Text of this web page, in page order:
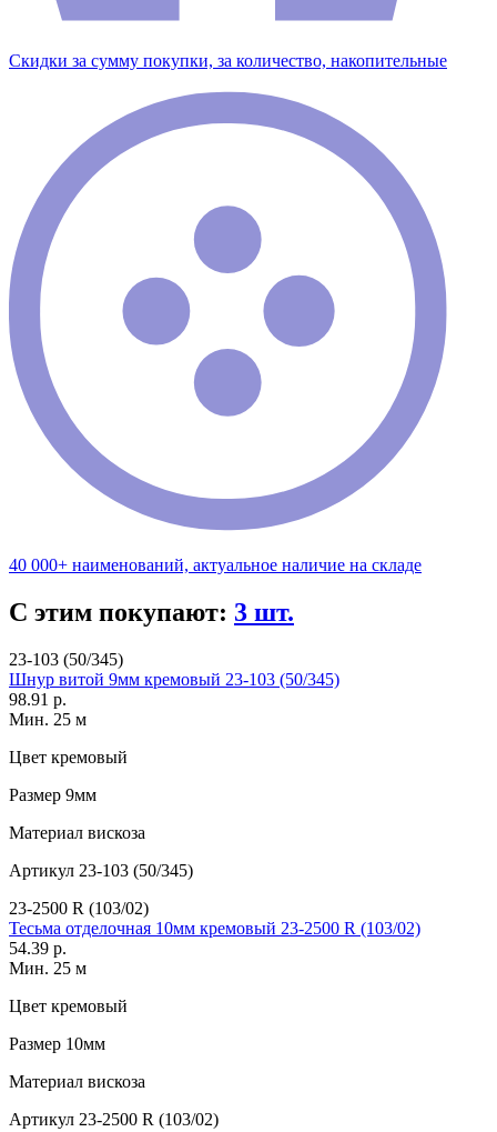
Скидки за сумму покупки, за количество, накопительные
40 000+ наименований, актуальное наличие на складе
С этим покупают: 3 шт.
23-103 (50/345)
Шнур витой 9мм кремовый 23-103 (50/345)
98.91 р.
Мин. 25 м
Цвет кремовый
Размер 9мм
Материал вискоза
Артикул 23-103 (50/345)
23-2500 R (103/02)
Тесьма отделочная 10мм кремовый 23-2500 R (103/02)
54.39 р.
Мин. 25 м
Цвет кремовый
Размер 10мм
Материал вискоза
Артикул 23-2500 R (103/02)